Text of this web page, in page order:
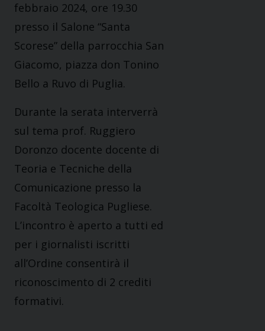
febbraio 2024, ore 19.30
presso il Salone “Santa
Scorese” della parrocchia San
Giacomo, piazza don Tonino
Bello a Ruvo di Puglia.
Durante la serata interverrà
sul tema prof. Ruggiero
Doronzo docente docente di
Teoria e Tecniche della
Comunicazione presso la
Facoltà Teologica Pugliese.
L’incontro è aperto a tutti ed
per i giornalisti iscritti
all’Ordine consentirà il
riconoscimento di 2 crediti
formativi.